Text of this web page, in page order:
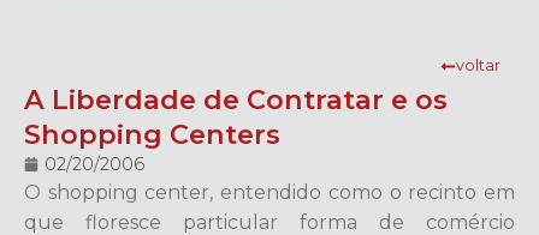
voltar
A Liberdade de Contratar e os
Shopping Centers
02/20/2006
O shopping center, entendido como o recinto em
que floresce particular forma de comércio